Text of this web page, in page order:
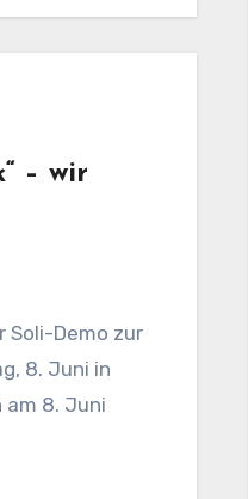
– wir
Soli-Demo zur
8. Juni in
8. Juni